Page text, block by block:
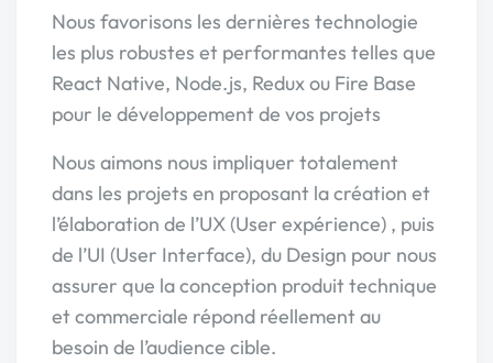
Nous favorisons les dernières technologie
les plus robustes et performantes telles que
React Native, Node.js, Redux ou Fire Base
pour le développement de vos projets
Nous aimons nous impliquer totalement
dans les projets en proposant la création et
l’élaboration de l’UX (User expérience) , puis
de l’UI (User Interface), du Design pour nous
assurer que la conception produit technique
et commerciale répond réellement au
besoin de l’audience cible.